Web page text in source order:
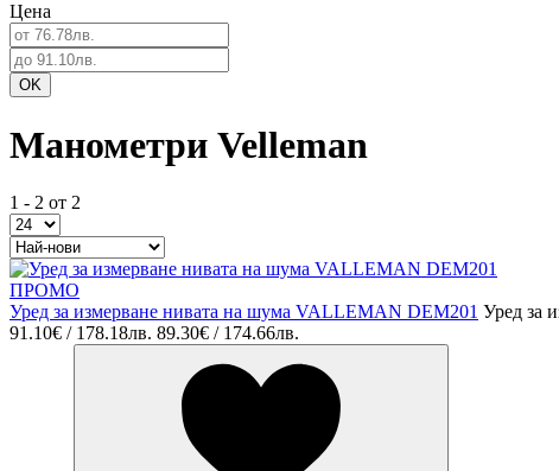
Цена
Манометри Velleman
1 - 2 от 2
ПРОМО
Уред за измерване нивата на шума VALLEMAN DEM201 Уред за
91.10€ / 178.18лв. 89.30€ / 174.66лв.